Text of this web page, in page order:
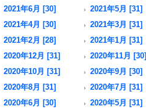
2021年6月 [30]
2021年5月 [31]
2021年4月 [30]
2021年3月 [31]
2021年2月 [28]
2021年1月 [31]
2020年12月 [31]
2020年11月 [30]
2020年10月 [31]
2020年9月 [30]
2020年8月 [31]
2020年7月 [31]
2020年6月 [30]
2020年5月 [31]